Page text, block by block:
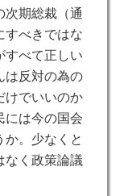
次期総裁（通
すべきではな
すべて正しい
は反対の為の
けでいいのか
には今の国会
か。少なくと
なく政策論議